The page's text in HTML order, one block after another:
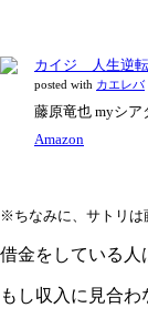
カイジ 人生逆
posted with カエレバ
藤原竜也 myシア
Amazon
※ちなみに、サトリは
借金をしている人
もし収入に見合